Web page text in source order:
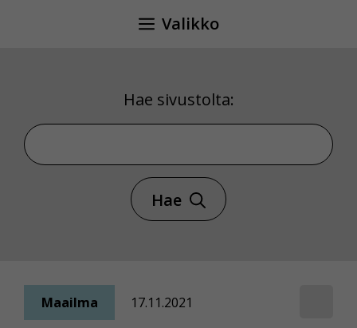
Valikko
Hae sivustolta:
Hae sivustolta
Hae
Maailma 17.11.2021